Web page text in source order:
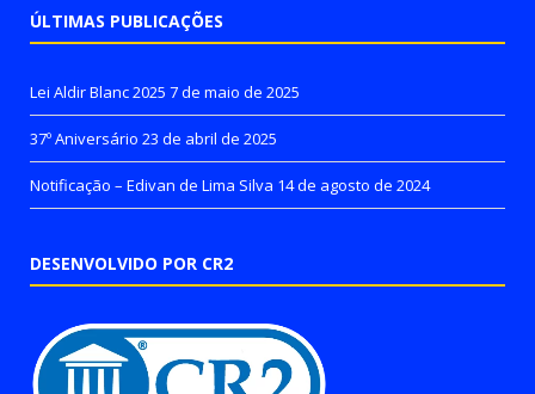
ÚLTIMAS PUBLICAÇÕES
Lei Aldir Blanc 2025 7 de maio de 2025
37º Aniversário 23 de abril de 2025
Notificação – Edivan de Lima Silva 14 de agosto de 2024
DESENVOLVIDO POR CR2